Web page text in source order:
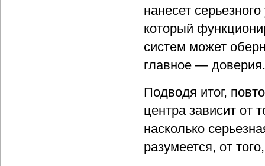
нанесет
который
систем может
главное — доверия.
Подводя итог,
центра зависит от
насколько
разумеется, от